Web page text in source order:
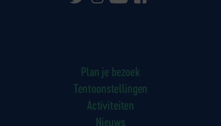
Plan je bezoek
Tentoonstellingen
Activiteiten
Nieuws